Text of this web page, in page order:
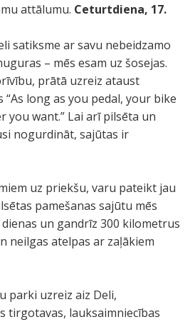
attālumu. Ceturtdiena, 17.
satiksme ar savu nebeidzamo
– mēs esam uz šosejas.
prātā uzreiz ataust
long as you pedal, your bike
you want.” Lai arī pilsēta un
nogurdināt, sajūtas ir
uz priekšu, varu pateikt jau
pamešanas sajūtu mēs
un gandrīz 300 kilometrus
neilgas atelpas ar zaļākiem
parki uzreiz aiz Deli,
tirgotavas, lauksaimniecības